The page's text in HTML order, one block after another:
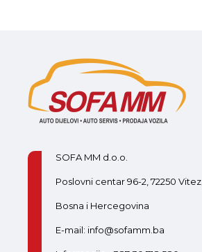
SOFA MM d.o.o.
Poslovni centar 96-2, 72250 Vitez,
Bosna i Hercegovina
E-mail: info@sofamm.ba